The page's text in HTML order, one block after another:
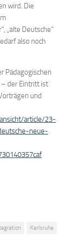
wird. Die
„alte Deutsche“
also noch
Pädagogischen
– der Eintritt ist
und
article/23-
neue-
Karlsruhe